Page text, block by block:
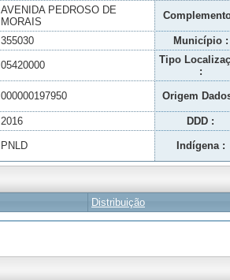
AVENIDA PEDROSO DE
MORAIS
355030 Município :
05420000
Tipo
:
000000197950 Origem
2016 DDD :
PNLD Indígena :
Distribuição